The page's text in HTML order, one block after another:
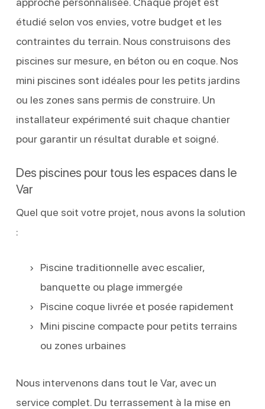
étudié selon vos envies, votre budget et les
contraintes du terrain. Nous construisons des
piscines sur mesure, en béton ou en coque. Nos
mini piscines sont idéales pour les petits jardins
ou les zones sans permis de construire. Un
installateur expérimenté suit chaque chantier
pour garantir un résultat durable et soigné.
Des piscines pour tous les espaces dans le
Var
Quel que soit votre projet, nous avons la solution
:
Piscine traditionnelle avec escalier,
banquette ou plage immergée
Piscine coque livrée et posée rapidement
Mini piscine compacte pour petits terrains
ou zones urbaines
Nous intervenons dans tout le Var, avec un
service complet. Du terrassement à la mise en